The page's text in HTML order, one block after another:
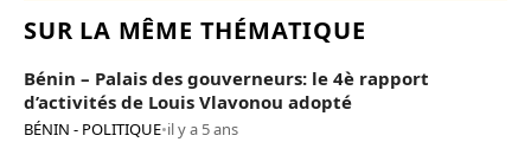
SUR LA MÊME THÉMATIQUE
Bénin – Palais des gouverneurs: le 4è rapport
d’activités de Louis Vlavonou adopté
BÉNIN - POLITIQUE•il y a 5 ans